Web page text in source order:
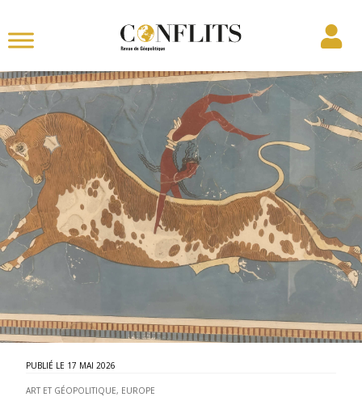
17 MAI 2026
ART ET GÉOPOLITIQUE, EUROPE